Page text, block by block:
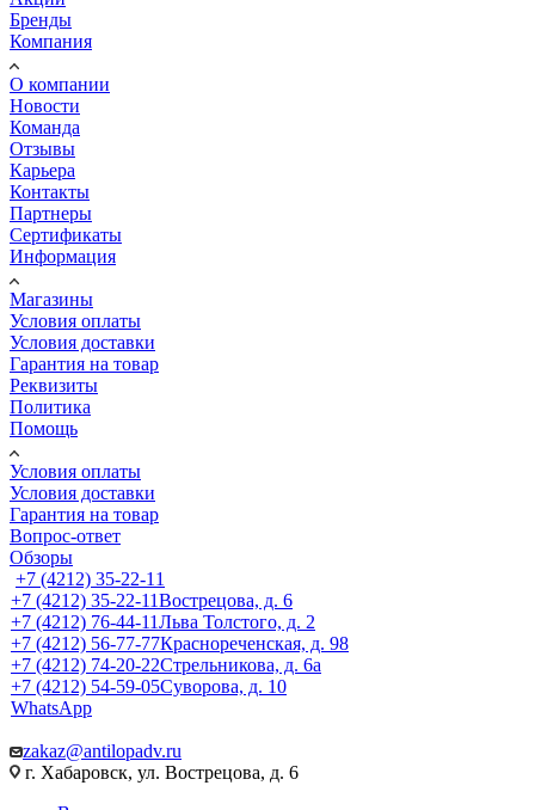
Бренды
Компания
О компании
Новости
Команда
Отзывы
Карьера
Контакты
Партнеры
Сертификаты
Информация
Магазины
Условия оплаты
Условия доставки
Гарантия на товар
Реквизиты
Политика
Помощь
Условия оплаты
Условия доставки
Гарантия на товар
Вопрос-ответ
Обзоры
+7 (4212) 35-22-11
+7 (4212) 35-22-11Вострецова, д. 6
+7 (4212) 76-44-11Льва Толстого, д. 2
+7 (4212) 56-77-77Краснореченская, д. 98
+7 (4212) 74-20-22Стрельникова, д. 6а
+7 (4212) 54-59-05Суворова, д. 10
WhatsApp
zakaz@antilopadv.ru
г. Хабаровск, ул. Вострецова, д. 6